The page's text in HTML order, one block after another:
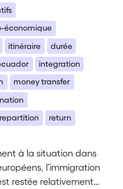
économique
itinéraire
durée
integration
money transfer
return
à la situation dans
l’immigration
restée relativement